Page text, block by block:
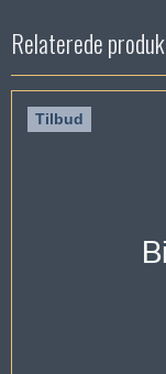
Relaterede
Tilbud